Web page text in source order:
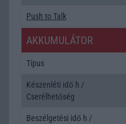
Push to Talk
AKKUMULÁTOR
Típus
Készenléti idő h /
Cserélhetőség
Beszélgetési idő h /